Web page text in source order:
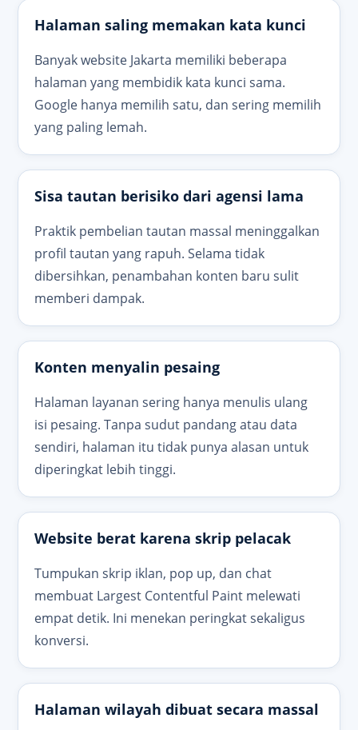
Halaman saling memakan kata kunci
Banyak website Jakarta memiliki beberapa
halaman yang membidik kata kunci sama.
Google hanya memilih satu, dan sering memilih
yang paling lemah.
Sisa tautan berisiko dari agensi lama
Praktik pembelian tautan massal meninggalkan
profil tautan yang rapuh. Selama tidak
dibersihkan, penambahan konten baru sulit
memberi dampak.
Konten menyalin pesaing
Halaman layanan sering hanya menulis ulang
isi pesaing. Tanpa sudut pandang atau data
sendiri, halaman itu tidak punya alasan untuk
diperingkat lebih tinggi.
Website berat karena skrip pelacak
Tumpukan skrip iklan, pop up, dan chat
membuat Largest Contentful Paint melewati
empat detik. Ini menekan peringkat sekaligus
konversi.
Halaman wilayah dibuat secara massal